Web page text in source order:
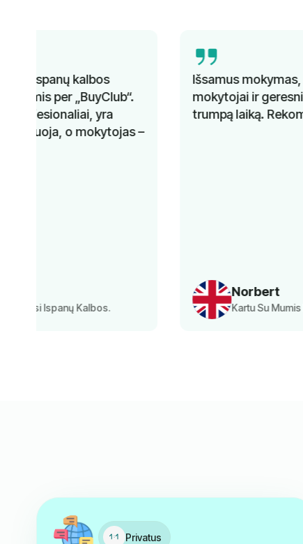
Kartu Su Mumis Mokėsi Anglų Kalbos.
Išsamus mokymas, kompetentingi
mokytojai ir geresnis kalbos mokėjimas per
trumpą laiką. Rekomenduojama!
Privatus